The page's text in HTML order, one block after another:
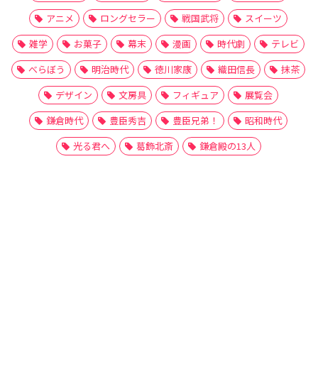
アニメ
ロングセラー 戦国武将
スイーツ
雑学
お菓子 幕末 漫画 時代劇
テレビ
べらぼう
明治時代 徳川家康 織田信長
抹茶
デザイン
文房具 フィギュア
展覧会
鎌倉時代
豊臣秀吉 豊臣兄弟！
昭和時代
光る君へ
葛飾北斎 鎌倉殿の13人